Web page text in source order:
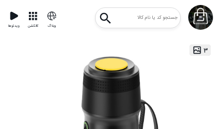
ویدئوها کالکشن وبلاگ
۳